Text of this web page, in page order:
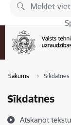
Pāriet uz lapas
Sākums Sīkdatnes
Sīkdatnes
Atskaņot tekstu